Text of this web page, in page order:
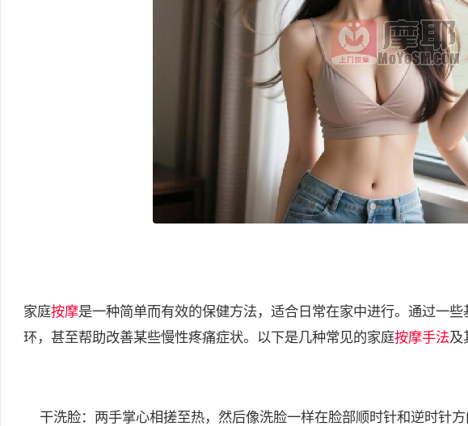
家庭按摩是一种简单而有效的保健方法，适合日常在家中进行。通过一
环，甚至帮助改善某些慢性疼痛症状。以下是几种常见的家庭按摩手法及
干洗脸：两手掌心相搓至热，然后像洗脸一样在脸部顺时针和逆时针方